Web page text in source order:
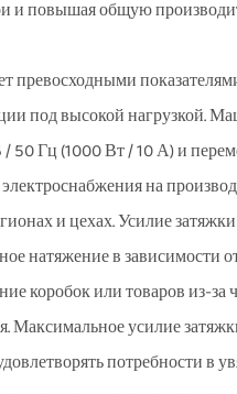
и повышая общую
превосходными
под высокой нагрузкой.
50 Гц (1000 Вт / 10 А) и
на
и цехах. Усилие
натяжение в зависимости
коробок или товаров из-за
Максимальное усилие
потребности в